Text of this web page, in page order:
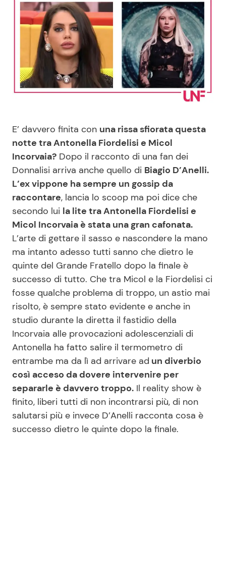
News Spettacolo
Benessere
Casa
Moda e Style
News benessere
Salute
Viaggi e Turismo
Festività
Cucina e Ricette
Consigli di Cucina
Dolci
Primi Piatti
Ricette Facili e Veloci
Ricette Feste
Ricette per Bambini
Seguici
Info
Chi siamo
Disclaimer e Privacy
Redazione
Contattaci
Pubblicità
E’ davvero finita con una rissa sfiorata questa
notte tra Antonella Fiordelisi e Micol
Incorvaia? Dopo il racconto di una fan dei
Donnalisi arriva anche quello di Biagio D’Anelli.
L’ex vippone ha sempre un gossip da
raccontare, lancia lo scoop ma poi dice che
secondo lui la lite tra Antonella Fiordelisi e
Micol Incorvaia è stata una gran cafonata.
L’arte di gettare il sasso e nascondere la mano
ma intanto adesso tutti sanno che dietro le
quinte del Grande Fratello dopo la finale è
successo di tutto. Che tra Micol e la Fiordelisi ci
fosse qualche problema di troppo, un astio mai
risolto, è sempre stato evidente e anche in
studio durante la diretta il fastidio della
Incorvaia alle provocazioni adolescenziali di
Antonella ha fatto salire il termometro di
entrambe ma da lì ad arrivare ad un diverbio
così acceso da dovere intervenire per
separarle è davvero troppo. Il reality show è
finito, liberi tutti di non incontrarsi più, di non
salutarsi più e invece D’Anelli racconta cosa è
successo dietro le quinte dopo la finale.